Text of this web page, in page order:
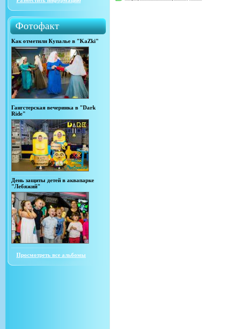
Фотофакт
Как отметили Купалье в "KaZki"
Гангстерская вечеринка в "Dark
Ride"
День защиты детей в аквапарке
"Лебяжий"
Просмотреть все альбомы